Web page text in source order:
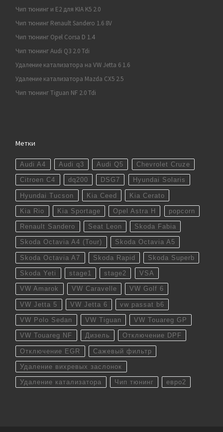
Чип тюнинг и E2 для KIA K5 2.0
Чип тюнинг Renault Sandero 1.6 8V
Чип тюнинг Opel Corsa D 1.4
Чип тюнинг Audi Q3 2.0 Tdi
Удаление катализатора на VW Jetta 6 1.6
Удаление катализатора Mazda CX5 2.5
Чип тюнинг Tiguan NF 2.0 Tdi
Метки
Audi A4 Audi q3 Audi Q5 Chevrolet Cruze
Citroen C4 dq200 DSG7 Hyundai Solaris
Hyundai Tucson Kia Ceed Kia Cerato
Kia Rio Kia Sportage Opel Astra H popcorn
Renault Sandero Seat Leon Skoda Fabia
Skoda Octavia A4 (Tour) Skoda Octavia A5
Skoda Octavia A7 Skoda Rapid Skoda Superb
Skoda Yeti stage1 stage2 VSA
VW Amarok VW Caravelle VW Golf 6
VW Jetta 5 VW Jetta 6 vw passat b6
VW Polo Sedan VW Tiguan VW Touareg GP
VW Touareg NF Дизель Отключение DPF
Отключение EGR Сажевый фильтр
Удаление вихревых заслонок
Удаление катализатора Чип тюнинг евро2